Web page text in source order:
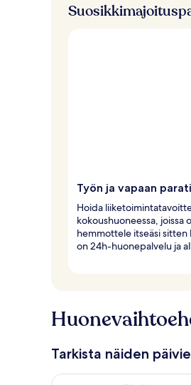
Työn ja vapaan
Hoida
kokoushuoneessa, joissa
hemmottele itseäsi sitten
on 24h-huonepalvelu ja
Tarkista näiden
Tarkista tämän illan